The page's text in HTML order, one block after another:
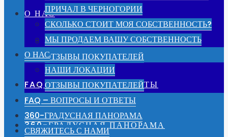
О НАС
НАШИ ЛОКАЦИИ
ОТЗЫВЫ ПОКУПАТЕЛЕЙ
FAQ – ВОПРОСЫ И ОТВЕТЫ
360-ГРАДУСНАЯ ПАНОРАМА
ПРИЧАЛ В ЧЕРНОГОРИИ
СКОЛЬКО СТОИТ МОЯ СОБСТВЕННОСТЬ?
МЫ ПРОДАЕМ ВАШУ СОБСТВЕННОСТЬ
О НАС
НАШИ ЛОКАЦИИ
ОТЗЫВЫ ПОКУПАТЕЛЕЙ
FAQ – ВОПРОСЫ И ОТВЕТЫ
360-ГРАДУСНАЯ ПАНОРАМА
СВЯЖИТЕСЬ С НАМИ